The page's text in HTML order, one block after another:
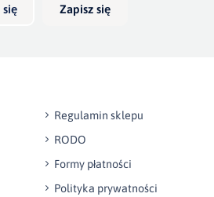
się Zapisz się
Regulamin sklepu
RODO
Formy płatności
Polityka prywatności